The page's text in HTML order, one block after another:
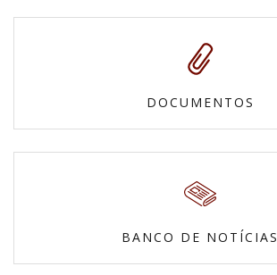
DOCUMENTOS
BANCO DE NOTÍCIAS